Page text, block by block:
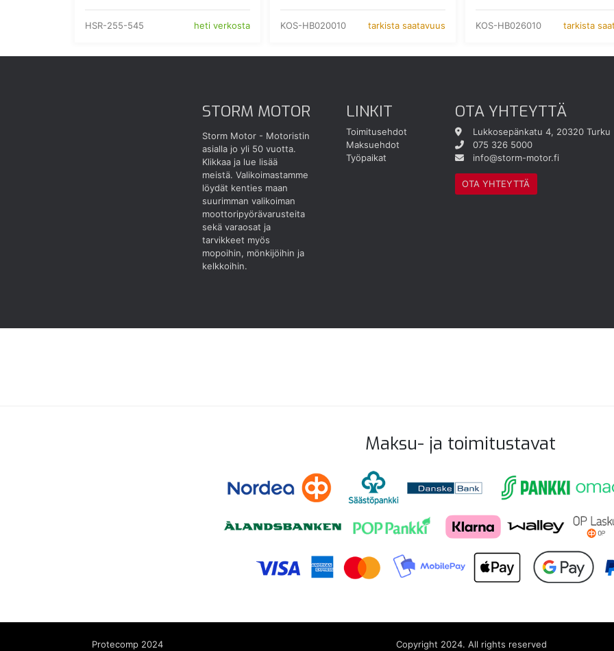
HSR-255-545 heti verkosta KOS-HB020010 tarkista saatavuus KOS-HB026010 tarkista
STORM MOTOR
Storm Motor - Motoristin
asialla jo yli 50 vuotta.
Klikkaa ja lue lisää
meistä. Valikoimastamme
löydät kenties maan
suurimman valikoiman
moottoripyörävarusteita
sekä varaosat ja
tarvikkeet myös
mopoihin, mönkijöihin ja
kelkkoihin.
LINKIT
Toimitusehdot
Maksuehdot
Työpaikat
OTA YHTEYTTÄ
Lukkosepänkatu 4, 20320 Turku
075 326 5000
info@storm-motor.fi
OTA YHTEYTTÄ
Maksu- ja toimitustavat
Protecomp 2024 Copyright 2024. All rights reserved